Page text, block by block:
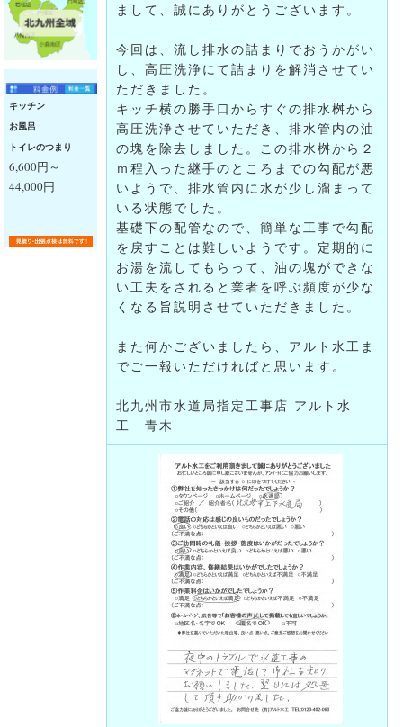
キッチン
お風呂
トイレのつまり
6,600円～
44,000円
まして、誠にありがとうございます。
今回は、流し排水の詰まりでおうかがい
し、高圧洗浄にて詰まりを解消させてい
ただきました 。
キッチ横の勝手口からすぐの排水桝から
高圧洗浄させていただき、排水管内の油
の塊を除去しました。この排水桝から２
ｍ程入った継手のところまでの勾配が悪
いようで、排水管内に水が少し溜まって
いる状態でした。
基礎下の配管なので、簡単な工事で勾配
を戻すことは難しいようです。定期的に
お湯を流してもらって、油の塊ができな
い工夫をされると業者を呼ぶ頻度が少な
くなる旨説明させていただきました。
また何かございましたら、アルト水工ま
でご一報いただければと思います。
北九州市水道局指定工事店 アルト水
工 青木